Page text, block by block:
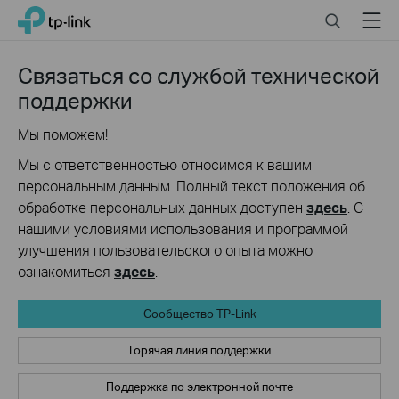
Click
navigation
TP-Link, Reliably Smart SearchMenu
Связаться со службой технической
поддержки
Мы поможем!
Мы с ответственностью относимся к вашим
персональным данным. Полный текст положения об
обработке персональных данных доступен здесь . С
нашими условиями использования и программой
улучшения пользовательского опыта можно
ознакомиться здесь
Сообщество TP-Link
Горячая линия поддержки
Поддержка по электронной почте